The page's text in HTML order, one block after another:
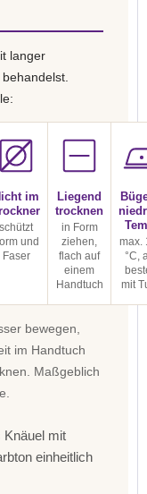
langer
im
schützt
und
Faser
Liegend
trocknen
in Form
ziehen,
flach auf
einem
Handtuch
max.
°C,
mit
bewegen,
im Handtuch
Maßgeblich
Knäuel mit
einheitlich